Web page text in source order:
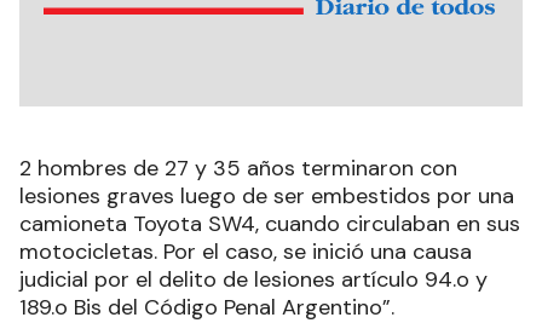
2 hombres de 27 y 35 años terminaron con
lesiones graves luego de ser embestidos por una
camioneta Toyota SW4, cuando circulaban en sus
motocicletas. Por el caso, se inició una causa
judicial por el delito de lesiones artículo 94.o y
189.o Bis del Código Penal Argentino”.